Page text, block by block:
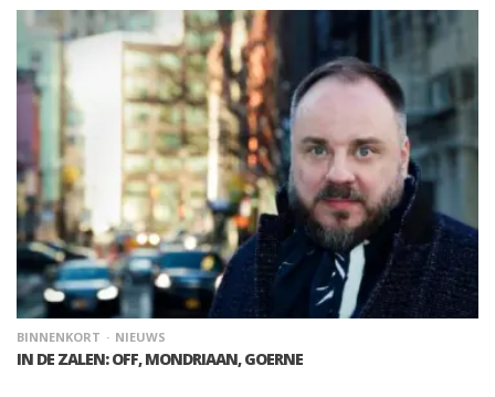
BINNENKORT NIEUWS
IN DE ZALEN: OFF, MONDRIAAN, GOERNE